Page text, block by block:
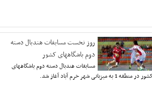
روز نخست مسابقات هندبال دسته
دوم باشگاههای کشور
مسابقات هندبال دسته دوم باشگاههای
در منطقه 1 به میزبانی شهر خرم آباد آغاز شد.